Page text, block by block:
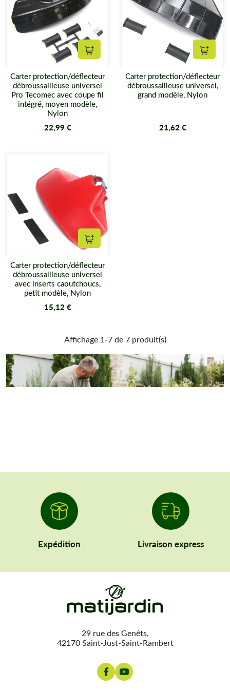
Pour une sécurité totale lors de vos travaux, complétez votre
équipement avec notre sélection dédiée à laprotection
physique(casques, harnais, gants et accessoires de sécurité).
Ajouter au panier
Carter protection/déflecteur
débroussailleuse universel
Pro Tecomec avec coupe fil
intégré, moyen modèle,
Nylon
22,99 €
Carter protection/déflecteur
débroussailleuse universel,
grand modèle, Nylon
21,62 €
Ajouter au panier
Carter protection/déflecteur
débroussailleuse universel
avec inserts caoutchoucs,
petit modèle, Nylon
15,12 €
Affichage 1-7 de 7 produit(s)
Expédition Livraison express
29 rue des Genêts,
42170 Saint-Just-Saint-Rambert